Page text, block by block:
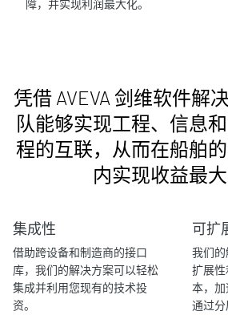
障，并实现利润最大化。
凭借 AVEVA 剑维软件解
队能够实现工程、信息
程的互联，从而在船舶
内实现收益最大
集成性
借助跨设备和制造商的接口
库，我们的解决方案可以轻松
集成并利用您现有的技术投
资。
可扩
我们
扩展
本，加
通过